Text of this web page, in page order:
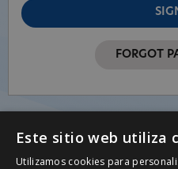
FORGOT
Este sitio web utiliza
Utilizamos cookies para